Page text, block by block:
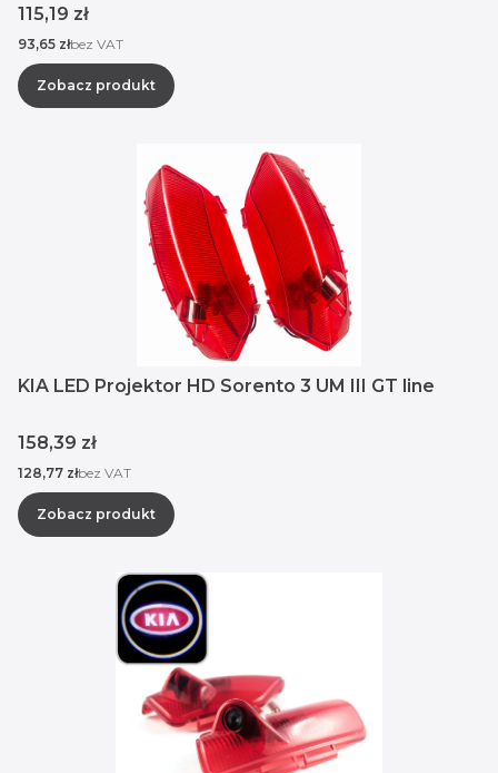
Cena
115,19 zł
Cena
93,65 złbez VAT
Zobacz produkt
KIA LED Projektor HD Sorento 3 UM III GT line
Cena
158,39 zł
Cena
128,77 złbez VAT
Zobacz produkt